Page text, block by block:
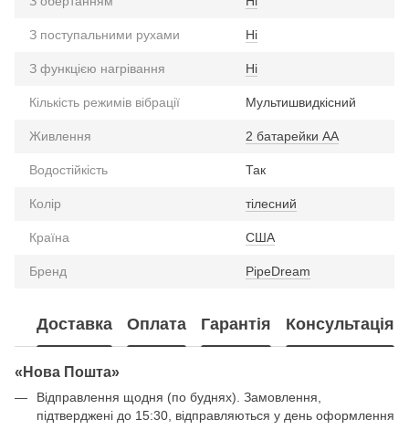
З поступальними рухами Ні
З функцією нагрівання Ні
Кількість режимів вібрації Мультишвидкісний
Живлення 2 батарейки АА
Водостійкість Так
Колір тілесний
Країна США
Бренд PipeDream
Доставка Оплата Гарантія Консультація
«Нова Пошта»
Відправлення щодня (по буднях). Замовлення,
підтверджені до 15:30, відправляються у день оформлення